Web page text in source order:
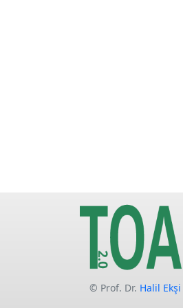
© Prof. Dr. Halil Ekşi